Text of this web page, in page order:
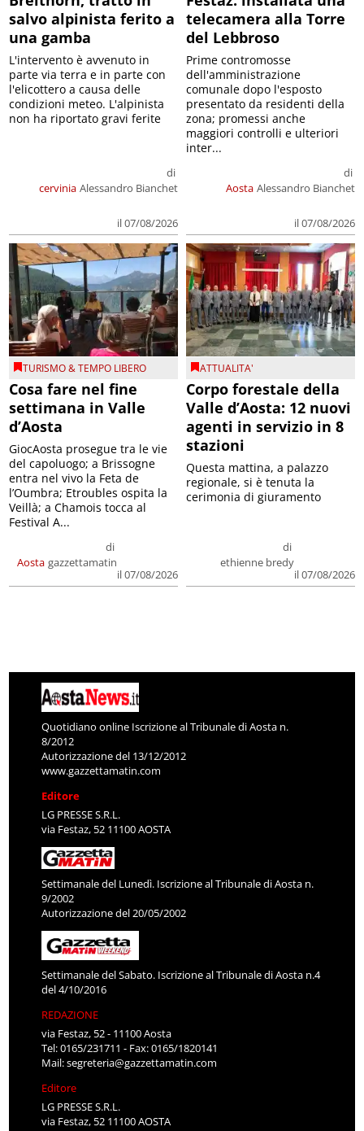
salvo alpinista ferito a
una gamba
cervinia
di
Alessandro Bianchet
il 07/08/2026
L'intervento è avvenuto in
parte via terra e in parte con
l'elicottero a causa delle
condizioni meteo. L'alpinista
non ha riportato gravi ferite
telecamera alla Torre
del Lebbroso
Aosta
di
Alessandro Bianchet
il 07/08/2026
Prime contromosse
dell'amministrazione
comunale dopo l'esposto
presentato da residenti della
zona; promessi anche
maggiori controlli e ulteriori
inter...
TURISMO & TEMPO LIBERO
Cosa fare nel fine
settimana in Valle
d’Aosta
Aosta
di
gazzettamatin
il 07/08/2026
GiocAosta prosegue tra le vie
del capoluogo; a Brissogne
entra nel vivo la Feta de
l’Oumbra; Etroubles ospita la
Veillà; a Chamois tocca al
Festival A...
ATTUALITA'
Corpo forestale della
Valle d’Aosta: 12 nuovi
agenti in servizio in 8
stazioni
di
ethienne bredy
il 07/08/2026
Questa mattina, a palazzo
regionale, si è tenuta la
cerimonia di giuramento
Quotidiano online Iscrizione al Tribunale di Aosta n.
8/2012
Autorizzazione del 13/12/2012
www.gazzettamatin.com
Editore
LG PRESSE S.R.L.
via Festaz, 52 11100 AOSTA
Settimanale del Lunedì. Iscrizione al Tribunale di Aosta n.
9/2002
Autorizzazione del 20/05/2002
Settimanale del Sabato. Iscrizione al Tribunale di Aosta n.4
del 4/10/2016
REDAZIONE
via Festaz, 52 - 11100 Aosta
Tel: 0165/231711 - Fax: 0165/1820141
Mail:segreteria@gazzettamatin.com
Editore
LG PRESSE S.R.L.
via Festaz, 52 11100 AOSTA